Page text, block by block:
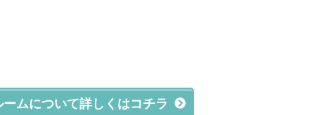
ムについて詳しくはコチラ